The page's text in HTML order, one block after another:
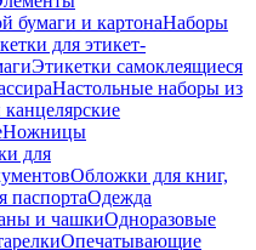
бумаги и картонаНаборы
для этикет-
Этикетки самоклеящиеся
Настольные наборы из
Ножницы
для
Обложки для книг,
паспортаОдежда
и чашкиОдноразовые
Опечатывающие